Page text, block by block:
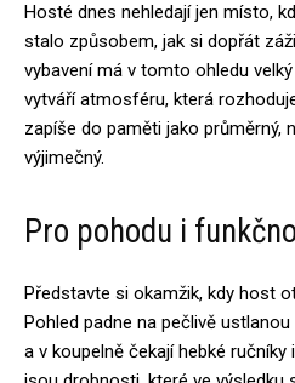
Hosté dnes nehledají jen místo,
stalo způsobem, jak si dopřát
vybavení má v tomto ohledu
vytváří atmosféru, která
zapíše do paměti jako průměrný,
výjimečný.
Pro pohodu i
Představte si okamžik, kdy host
Pohled padne na pečlivě
a v koupelně čekají hebké